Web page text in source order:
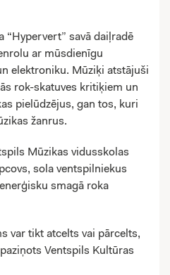
“Hypervert” savā daiļradē
ar mūsdienīgu
elektroniku. Mūziķi atstājuši
rok-skatuves kritiķiem un
pielūdzējus, gan tos, kuri
žanrus.
Mūzikas vidusskolas
sola ventspilniekus
smagā roka
var tikt atcelts vai pārcelts,
Ventspils Kultūras